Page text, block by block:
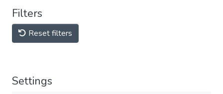
Filters
Reset filters
Settings